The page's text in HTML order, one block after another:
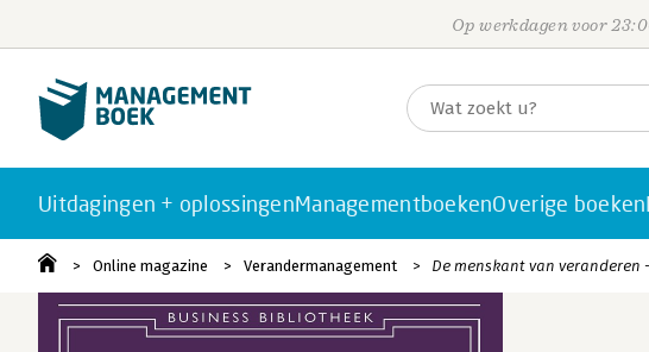
Op werkdagen voor
Uitdagingen + oplossingenManagementboekenOverige boeken
Online magazine Verandermanagement De menskant van veranderen